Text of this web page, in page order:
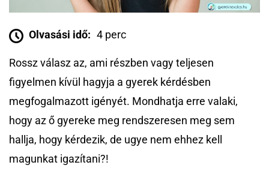
Olvasási idő: 4 perc
Rossz válasz az, ami részben vagy teljesen
figyelmen kívül hagyja a gyerek kérdésben
megfogalmazott igényét. Mondhatja erre valaki,
hogy az ő gyereke meg rendszeresen meg sem
hallja, hogy kérdezik, de ugye nem ehhez kell
magunkat igazítani?!